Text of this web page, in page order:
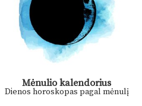
Mėnulio kalendorius
Dienos horoskopas pagal mėnulį